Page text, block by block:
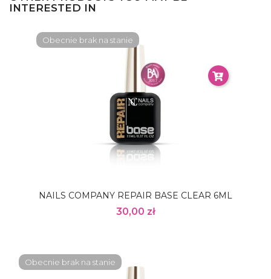
INTERESTED IN
NAILS COMPANY REPAIR BASE CLEAR 6ML
30,00 zł
Obecnie brak na stanie
Obecnie brak na stanie